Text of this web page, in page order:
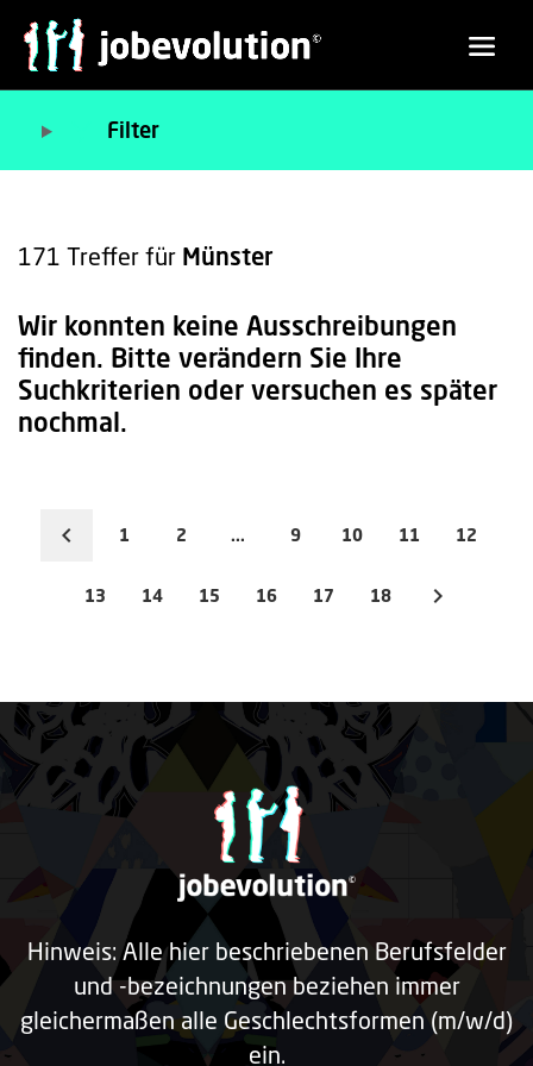
Filter
171 Treffer für Münster
Wir konnten keine Ausschreibungen
finden. Bitte verändern Sie Ihre
Suchkriterien oder versuchen es später
nochmal.
1 2 ... 9 10 11 12
13 14 15 16 17 18
Hinweis: Alle hier beschriebenen Berufsfelder
und -bezeichnungen beziehen immer
gleichermaßen alle Geschlechtsformen (m/w/d)
ein.